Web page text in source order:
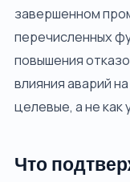
завершенном
перечисленных
повышения
влияния аварий
целевые, а не как
Что